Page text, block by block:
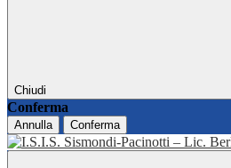
Chiudi
Conferma
Annulla Conferma